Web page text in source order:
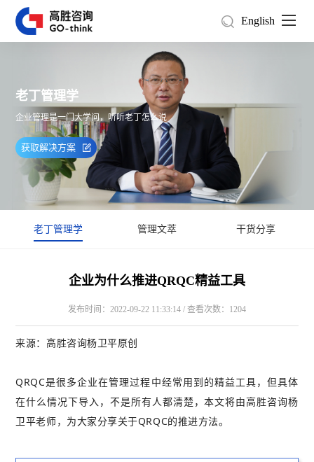
English
老丁管理学
企业管理是一门大学问，听听老丁怎么说
获取解决方案
老丁管理学 管理文萃 干货分享
企业为什么推进QRQC精益工具
发布时间：2022-09-22 11:33:14 / 查看次数：1204
来源：高胜咨询杨卫平原创
QRQC是很多企业在管理过程中经常用到的精益工具，但具体
在什么情况下导入，不是所有人都清楚，本文将由高胜咨询杨
卫平老师，为大家分享关于QRQC的推进方法。